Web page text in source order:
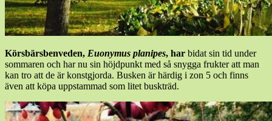
Körsbärsbenveden, Euonymus planipes, har bidat sin tid under
sommaren och har nu sin höjdpunkt med så snygga frukter att man
kan tro att de är konstgjorda. Busken är härdig i zon 5 och finns
även att köpa uppstammad som litet buskträd.